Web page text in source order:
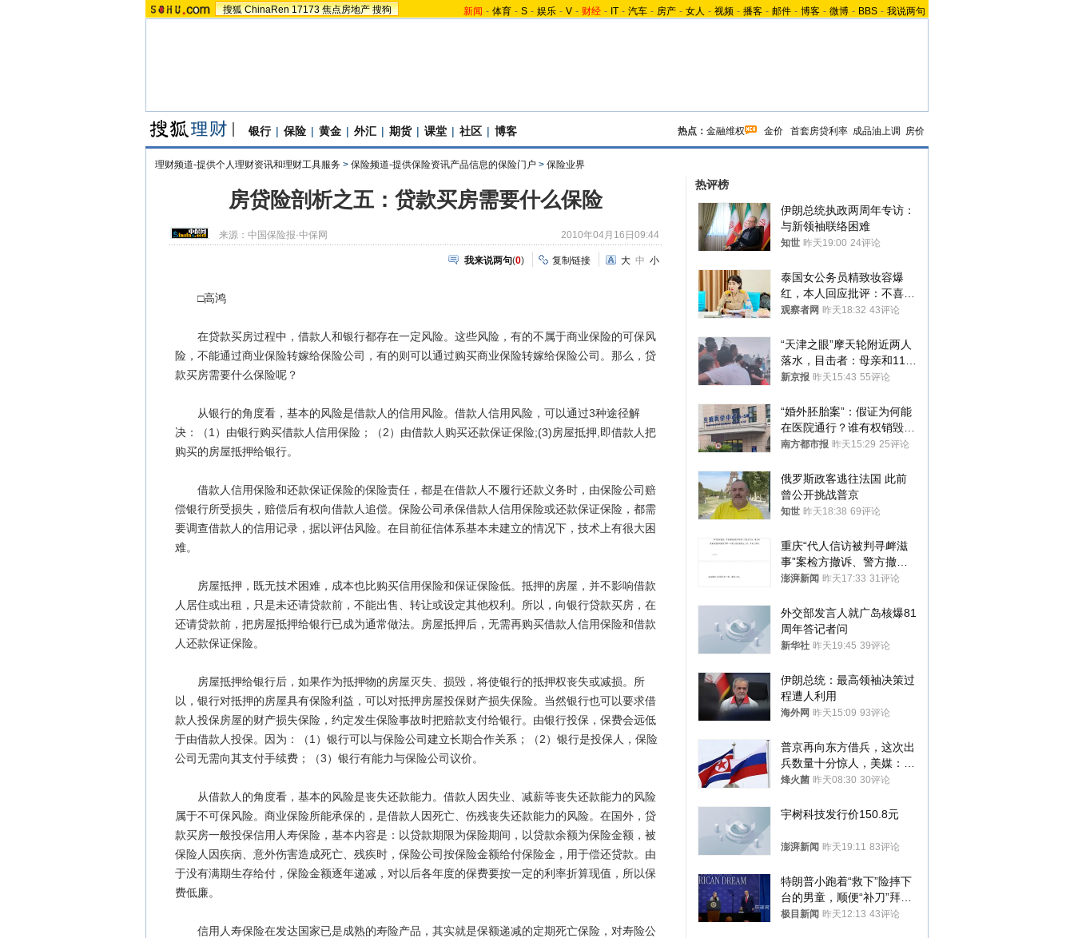
搜狐 ChinaRen 17173 焦点房地产 搜狗 新闻 - 体育 - S - 娱乐 - V - 财经 - IT - 汽车 - 房产 - 女人 - 视频 - 播客 - 邮件 - 博客 - 微博 - BBS - 我说两句
银行 | 保险 | 黄金 | 外汇 | 期货 | 课堂 | 社区 | 博客 热点： 金融维权 金价 首套房贷利率 成品油上调 房价
理财频道-提供个人理财资讯和理财工具服务 > 保险频道-提供保险资讯产品信息的保险门户 > 保险业界
房贷险剖析之五：贷款买房需要什么保险
来源： 中国保险报·中保网 2010年04月16日09:44
我来说两句(0) 复制链接 大 中 小
□高鸿
在贷款买房过程中，借款人和银行都存在一定风险。这些风险，有的不属于商业保险的可保风
险，不能通过商业保险转嫁给保险公司，有的则可以通过购买商业保险转嫁给保险公司。那么，贷
款买房需要什么保险呢？
从银行的角度看，基本的风险是借款人的信用风险。借款人信用风险，可以通过3种途径解
决：（1）由银行购买借款人信用保险；（2）由借款人购买还款保证保险;(3)房屋抵押,即借款人把
购买的房屋抵押给银行。
借款人信用保险和还款保证保险的保险责任，都是在借款人不履行还款义务时，由保险公司赔
偿银行所受损失，赔偿后有权向借款人追偿。保险公司承保借款人信用保险或还款保证保险，都需
要调查借款人的信用记录，据以评估风险。在目前征信体系基本未建立的情况下，技术上有很大困
难。
房屋抵押，既无技术困难，成本也比购买信用保险和保证保险低。抵押的房屋，并不影响借款
人居住或出租，只是未还请贷款前，不能出售、转让或设定其他权利。所以，向银行贷款买房，在
还请贷款前，把房屋抵押给银行已成为通常做法。房屋抵押后，无需再购买借款人信用保险和借款
人还款保证保险。
房屋抵押给银行后，如果作为抵押物的房屋灭失、损毁，将使银行的抵押权丧失或减损。所
以，银行对抵押的房屋具有保险利益，可以对抵押房屋投保财产损失保险。当然银行也可以要求借
款人投保房屋的财产损失保险，约定发生保险事故时把赔款支付给银行。由银行投保，保费会远低
于由借款人投保。因为：（1）银行可以与保险公司建立长期合作关系；（2）银行是投保人，保险
公司无需向其支付手续费；（3）银行有能力与保险公司议价。
从借款人的角度看，基本的风险是丧失还款能力。借款人因失业、减薪等丧失还款能力的风险
属于不可保风险。商业保险所能承保的，是借款人因死亡、伤残丧失还款能力的风险。在国外，贷
款买房一般投保信用人寿保险，基本内容是：以贷款期限为保险期间，以贷款余额为保险金额，被
保险人因疾病、意外伤害造成死亡、残疾时，保险公司按保险金额给付保险金，用于偿还贷款。由
于没有满期生存给付，保险金额逐年递减，对以后各年度的保费要按一定的利率折算现值，所以保
费低廉。
信用人寿保险在发达国家已是成熟的寿险产品，其实就是保额递减的定期死亡保险，对寿险公
热评榜
伊朗总统执政两周年专访：
与新领袖联络困难
知世 昨天19:00 24评论
泰国女公务员精致妆容爆
红，本人回应批评：不喜欢
就别看
观察者网 昨天18:32 43评论
“天津之眼”摩天轮附近两人
落水，目击者：母亲和11岁
儿子先后被打捞上岸
新京报 昨天15:43 55评论
“婚外胚胎案”：假证为何能
在医院通行？谁有权销毁胚
胎？
南方都市报 昨天15:29 25评论
俄罗斯政客逃往法国 此前
曾公开挑战普京
知世 昨天18:38 69评论
重庆“代人信访被判寻衅滋
事”案检方撤诉、警方撤
案，两被告人获国赔
澎湃新闻 昨天17:33 31评论
外交部发言人就广岛核爆81
周年答记者问
新华社 昨天19:45 39评论
伊朗总统：最高领袖决策过
程遭人利用
海外网 昨天15:09 93评论
普京再向东方借兵，这次出
兵数量十分惊人，美媒：俄
朝要动真格？
烽火菌 昨天08:30 30评论
宇树科技发行价150.8元
澎湃新闻 昨天19:11 83评论
特朗普小跑着“救下”险摔下
台的男童，顺便“补刀”拜
登：“我可不想他像拜登一
极目新闻 昨天12:13 43评论